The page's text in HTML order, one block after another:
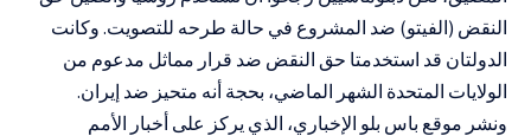
النقض (الفيتو) ضد المشروع في حالة طرحه للتصويت. وكانت
الدولتان قد استخدمتا حق النقض ضد قرار مماثل مدعوم من
الولايات المتحدة الشهر الماضي، بحجة أنه متحيز ضد إيران.
ونشر موقع باس بلو الإخباري، الذي يركز على أخبار الأمم